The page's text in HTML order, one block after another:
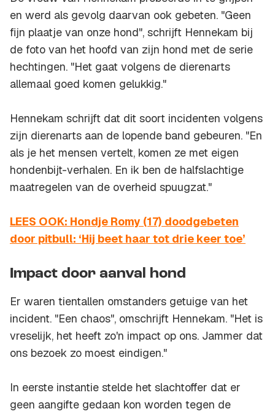
en werd als gevolg daarvan ook gebeten. "Geen
fijn plaatje van onze hond", schrijft Hennekam bij
de foto van het hoofd van zijn hond met de serie
hechtingen. "Het gaat volgens de dierenarts
allemaal goed komen gelukkig."
Hennekam schrijft dat dit soort incidenten volgens
zijn dierenarts aan de lopende band gebeuren. "En
als je het mensen vertelt, komen ze met eigen
hondenbijt-verhalen. En ik ben de halfslachtige
maatregelen van de overheid spuugzat."
LEES OOK: Hondje Romy (17) doodgebeten
door pitbull: ‘Hij beet haar tot drie keer toe’
Impact door aanval hond
Er waren tientallen omstanders getuige van het
incident. "Een chaos", omschrijft Hennekam. "Het is
vreselijk, het heeft zo'n impact op ons. Jammer dat
ons bezoek zo moest eindigen."
In eerste instantie stelde het slachtoffer dat er
geen aangifte gedaan kon worden tegen de